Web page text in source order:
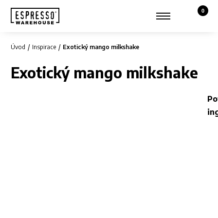
Zobrazit hledání
0
Košík,
Úvod Inspirace Exotický mango milkshake
Exotický mango milkshake